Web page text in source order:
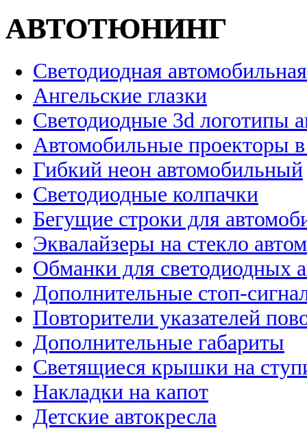
АВТОТЮНИНГ
Светодиодная
Ангельские глазки
Светодиодные 3d логотипы
Автомобильные проекторы
Гибкий неон автомобильный
Светодиодные колпачки
Бегущие строки для
Эквалайзеры на стекло
Обманки для светодиодных
Дополнительные стоп-
Повторители указателей
Дополнительные габариты
Светящиеся крышки на
Накладки на капот
Детские автокресла